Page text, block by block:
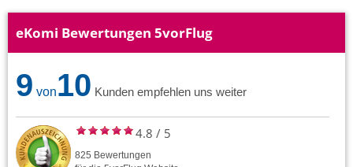
eKomi Bewertungen 5vorFlug
9 von10 Kunden empfehlen uns weiter
4.8 / 5
825 Bewertungen